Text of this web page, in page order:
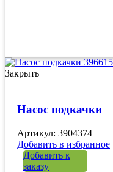
Закрыть
Насос подкачки
Артикул: 3904374
Добавить в избранное
Добавить к
заказу